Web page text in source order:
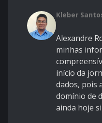
Kleber
Alexandre
minhas
início da
dados, pois
domínio de
ainda hoje